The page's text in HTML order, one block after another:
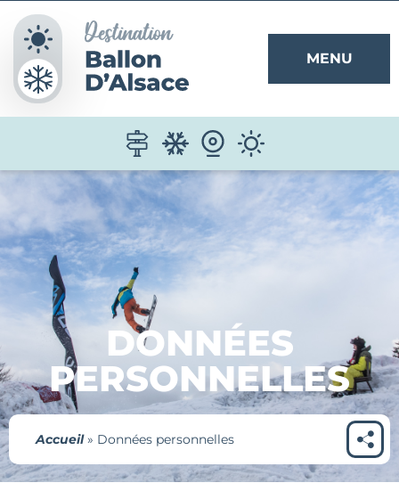
MENU
DONNÉES
PERSONNELLES
Accueil» Données personnelles
Panneau de gestion des cookies